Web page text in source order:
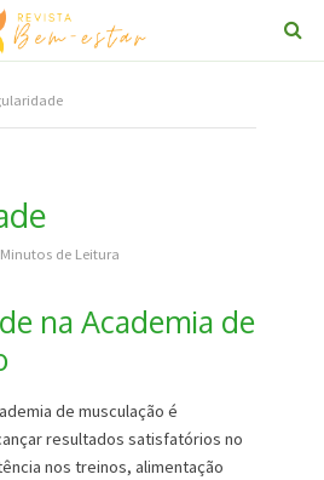
de Leitura
na Academia de
de musculação é
resultados satisfatórios no
nos treinos, alimentação